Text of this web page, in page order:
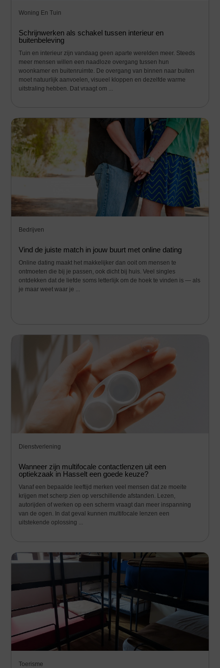
Woning En Tuin
Schrijnwerken als schakel tussen interieur en
buitenbeleving
Tuin en interieur zijn vandaag geen aparte werelden meer. Steeds
meer mensen willen een naadloze overgang tussen hun
woonkamer en buitenruimte. De overgang van binnen naar buiten
moet natuurlijk aanvoelen, visueel kloppen en dezelfde warme
uitstraling hebben. Dat vraagt om ...
Bedrijven
Vind de juiste match in jouw buurt met online dating
Online dating maakt het makkelijker dan ooit om mensen te
ontmoeten die bij je passen, ook dicht bij huis. Veel singles
ontdekken dat de liefde soms letterlijk om de hoek te vinden is — als
je maar weet waar je ...
Dienstverlening
Wanneer zijn multifocale contactlenzen uit een
optiekzaak in Hasselt een goede keuze?
Vanaf een bepaalde leeftijd merken veel mensen dat ze moeite
krijgen met scherp zien op verschillende afstanden. Lezen,
autorijden of werken op een scherm vraagt dan meer inspanning
van de ogen. In dat geval kunnen multifocale lenzen een
uitstekende oplossing ...
Toerisme